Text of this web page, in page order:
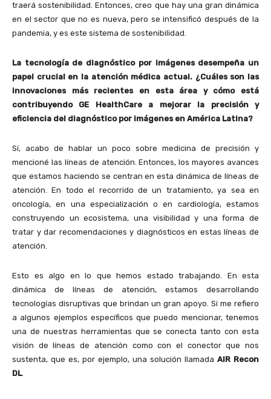
traerá sostenibilidad. Entonces, creo que hay una gran dinámica
en el sector que no es nueva, pero se intensificó después de la
pandemia, y es este sistema de sostenibilidad.
La tecnología de diagnóstico por imágenes desempeña un
papel crucial en la atención médica actual. ¿Cuáles son las
innovaciones más recientes en esta área y cómo está
contribuyendo GE HealthCare a mejorar la precisióny
eficiencia del diagnóstico por imágenes en América Latina?
Sí, acabo de hablar un poco sobre medicina de precisión y
mencioné las líneas de atención. Entonces, los mayores avances
que estamos haciendo se centran en esta dinámica de líneas de
atención. En todo el recorrido de un tratamiento, ya sea en
oncología, en una especialización o en cardiología, estamos
construyendo un ecosistema, una visibilidad y una forma de
tratar y dar recomendaciones y diagnósticos en estas líneas de
atención.
Esto es algo en lo que hemos estado trabajando. En esta
dinámica de líneas de atención, estamos desarrollando
tecnologías disruptivas que brindan un gran apoyo. Si me refiero
a algunos ejemplos específicos que puedo mencionar, tenemos
una de nuestras herramientas que se conecta tanto con esta
visión de líneas de atención como con el conector que nos
sustenta, que es, por ejemplo, una solución llamada AIR Recon
DL.